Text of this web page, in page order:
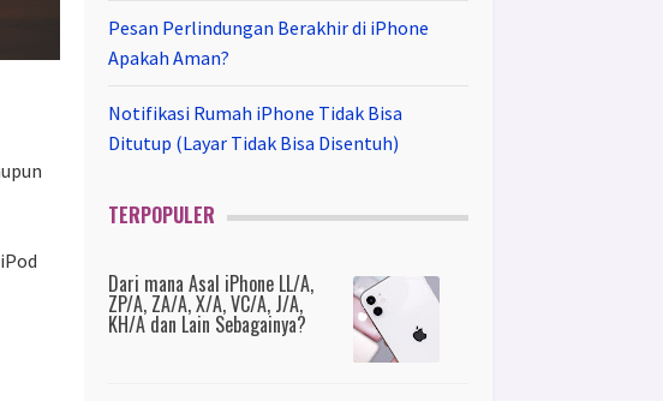
Pesan Perlindungan Berakhir di iPhone
Apakah Aman?
Notifikasi Rumah iPhone Tidak Bisa
Ditutup (Layar Tidak Bisa Disentuh)
TERPOPULER
Dari mana Asal iPhone LL/A,
ZP/A, ZA/A, X/A, VC/A, J/A,
KH/A dan Lain Sebagainya?